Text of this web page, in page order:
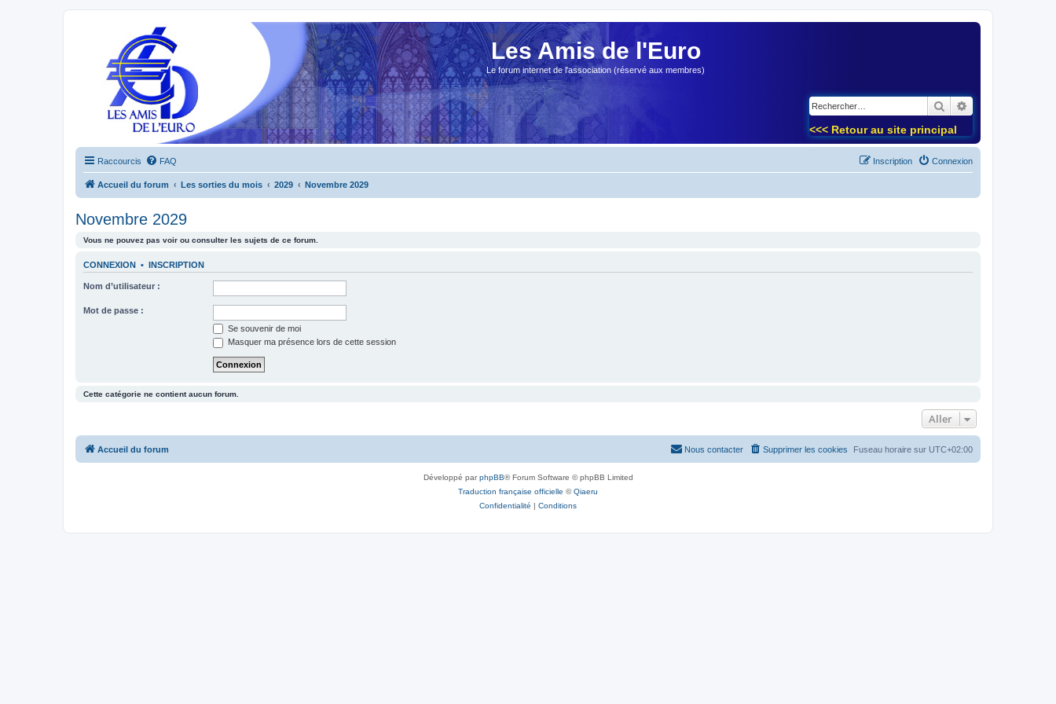
Les Amis de l'Euro
Le forum internet de l'association (réservé aux membres)
Rechercher
<<< Retour au site principal
Raccourcis FAQ Connexion
Inscription
Accueil du forum Les sorties du mois 2029 Novembre 2029
Novembre 2029
Vous ne pouvez pas voir ou consulter les sujets de ce forum.
CONNEXION • INSCRIPTION
Nom d’utilisateur :
Mot de passe :
Se souvenir de moi
Masquer ma présence lors de cette session
Cette catégorie ne contient aucun forum.
Aller
Accueil du forum Fuseau horaire sur UTC+02:00
Supprimer les cookies
Nous contacter
Développé parphpBB® Forum Software © phpBB Limited
Traduction française officielle ©Qiaeru
Confidentialité | Conditions